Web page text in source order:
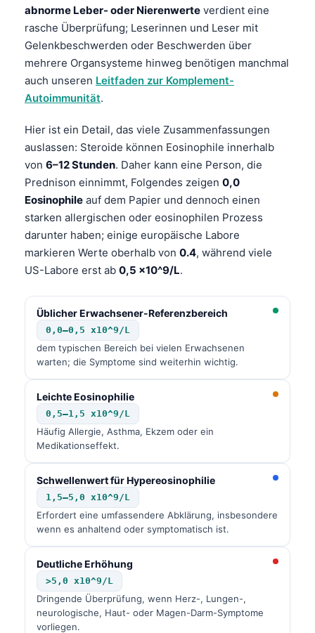
abnorme Leber- oder Nierenwerte verdient eine
rasche Überprüfung; Leserinnen und Leser mit
Gelenkbeschwerden oder Beschwerden über
mehrere Organsysteme hinweg benötigen manchmal
auch unseren Leitfaden zur Komplement-
Autoimmunität.
Hier ist ein Detail, das viele Zusammenfassungen
auslassen: Steroide können Eosinophile innerhalb
von 6–12 Stunden. Daher kann eine Person, die
Prednison einnimmt, Folgendes zeigen 0,0
Eosinophile auf dem Papier und dennoch einen
starken allergischen oder eosinophilen Prozess
darunter haben; einige europäische Labore
markieren Werte oberhalb von 0.4, während viele
US-Labore erst ab 0,5 x10^9/L.
Üblicher Erwachsener-Referenzbereich
0,0–0,5 x10^9/L
dem typischen Bereich bei vielen Erwachsenen
warten; die Symptome sind weiterhin wichtig.
Leichte Eosinophilie
0,5–1,5 x10^9/L
Häufig Allergie, Asthma, Ekzem oder ein
Medikationseffekt.
Schwellenwert für Hypereosinophilie
1,5–5,0 x10^9/L
Erfordert eine umfassendere Abklärung, insbesondere
wenn es anhaltend oder symptomatisch ist.
Deutliche Erhöhung
>5,0 x10^9/L
Dringende Überprüfung, wenn Herz-, Lungen-,
neurologische, Haut- oder Magen-Darm-Symptome
vorliegen.
ဗမာစာ
ភាសាខ្មែរ
Kiswahili
አማርኛ
Українська
O‘zbekcha
Català
Suomi
Hrvatski
كوردی‎
پښتو
سنڌي
සිංහල
অসমীয়া
Galego
Latviešu valoda
Македонски јазик
Euskara
Gàidhlig
Occitan
Afrikaans
Монгол
ພາສາລາວ
Basa Jawa